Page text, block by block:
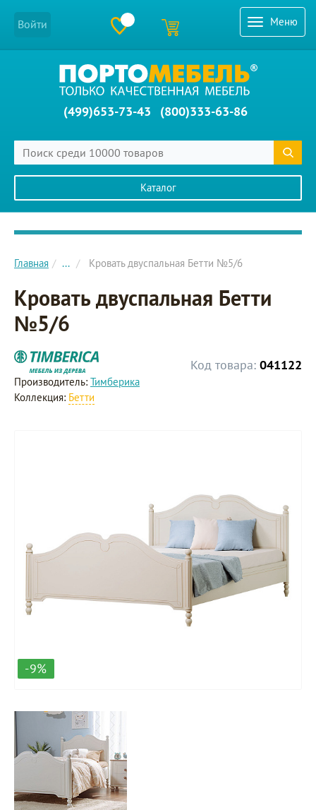
Меню
Войти
(499)653-73-43 (800)333-63-86
Каталог
Главное меню сайта
Главная ... Кровать двуспальная Бетти №5/6
Кровать двуспальная Бетти
№5/6
Код товара: 041122
Производитель: Тимберика
Коллекция: Бетти
-9%